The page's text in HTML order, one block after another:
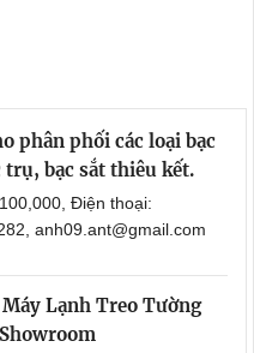
phân phối các loại bạc
trụ, bạc sắt thiêu kết.
Điện thoại:
anh09.ant@gmail.com
Lạnh Treo Tường